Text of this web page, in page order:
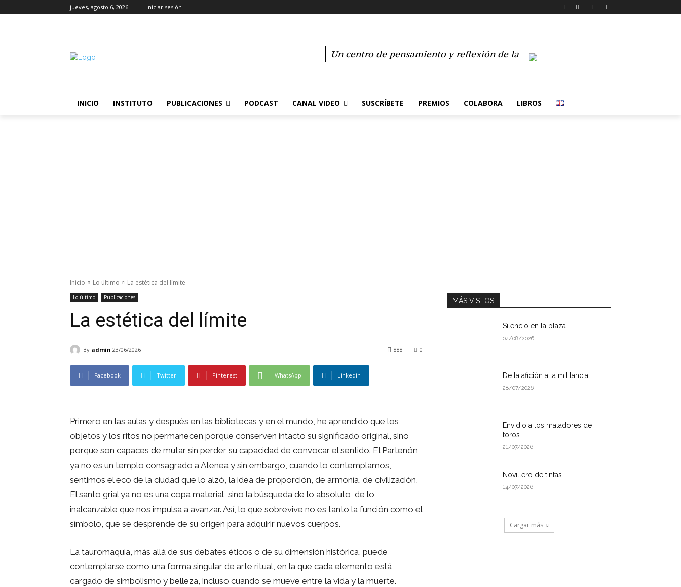
jueves, agosto 6, 2026 Iniciar sesión
Un centro de pensamiento y reflexión de la
INICIO INSTITUTO PUBLICACIONES PODCAST CANAL VIDEO SUSCRÍBETE PREMIOS COLABORA LIBROS
Inicio Lo último La estética del límite
Lo último Publicaciones
La estética del límite
By admin 23/06/2026 0
888
Facebook Twitter Pinterest WhatsApp Linkedin
Primero en las aulas y después en las bibliotecas y en el mundo, he aprendido que los
objetos y los ritos no permanecen porque conserven intacto su significado original, sino
porque son capaces de mutar sin perder su capacidad de convocar el sentido. El Partenón
ya no es un templo consagrado a Atenea y sin embargo, cuando lo contemplamos,
sentimos el eco de la ciudad que lo alzó, la idea de proporción, de armonía, de civilización.
El santo grial ya no es una copa material, sino la búsqueda de lo absoluto, de lo
inalcanzable que nos impulsa a avanzar. Así, lo que sobrevive no es tanto la función como el
símbolo, que se desprende de su origen para adquirir nuevos cuerpos.
La tauromaquia, más allá de sus debates éticos o de su dimensión histórica, puede
contemplarse como una forma singular de arte ritual, en la que cada elemento está
cargado de simbolismo y belleza, incluso cuando se mueve entre la vida y la muerte.
MÁS VISTOS
Silencio en la plaza
04/08/2026
De la afición a la militancia
28/07/2026
Envidio a los matadores de
toros
21/07/2026
Novillero de tintas
14/07/2026
Cargar más